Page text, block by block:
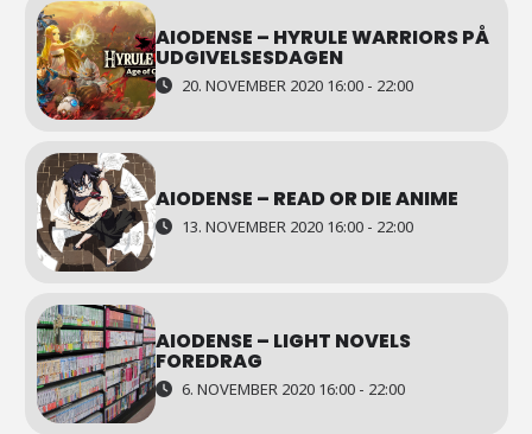
AIODENSE – HYRULE WARRIORS PÅ
UDGIVELSESDAGEN
20. NOVEMBER 2020 16:00 - 22:00
AIODENSE – READ OR DIE ANIME
13. NOVEMBER 2020 16:00 - 22:00
AIODENSE – LIGHT NOVELS
FOREDRAG
6. NOVEMBER 2020 16:00 - 22:00